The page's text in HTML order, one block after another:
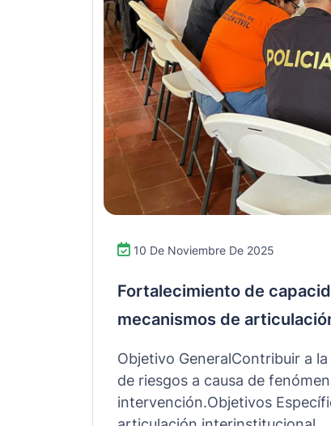
10 De Noviembre De 2025
Fortalecimiento de
mecanismos de
Objetivo GeneralContribuir a
de riesgos a causa de
intervención.Objetivos